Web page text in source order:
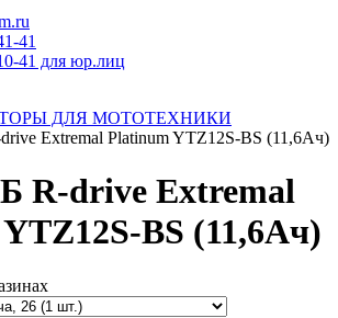
41
41 для юр.лиц
ДЛЯ МОТОТЕХНИКИ
Extremal Platinum YTZ12S-BS (11,6Ач)
R-drive Extremal
BS (11,6Ач)